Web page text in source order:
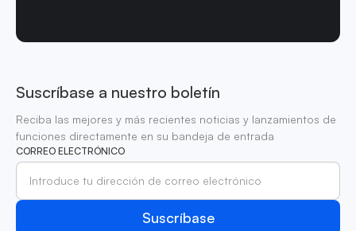
Suscríbase a nuestro boletín
Reciba las mejores y más recientes noticias y lanzamientos de
funciones directamente en su bandeja de entrada
CORREO ELECTRÓNICO